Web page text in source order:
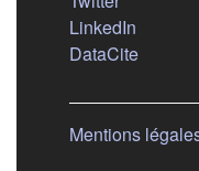
LinkedIn
DataCite
Mentions